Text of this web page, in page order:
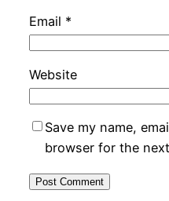
Email *
Website
Save my name,
browser for the